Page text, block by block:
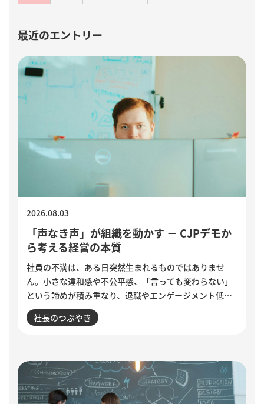
最近のエントリー
「声なき声」が組織を動かす － CJPデモか
ら考える経営の本質
2026.08.03
社員の不満は、ある日突然生まれるものではありませ
ん。小さな違和感や不公平感、「言っても変わらない」
という諦めが積み重なり、退職やエンゲージメント低下
として表面化します。インドで若者の抗議運動が教育相
の辞任につながった出来事から、組織に潜む「声なき
社長のつぶやき